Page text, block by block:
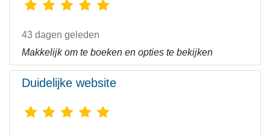
43 dagen geleden
Makkelijk om te boeken en opties te bekijken
Duidelijke website